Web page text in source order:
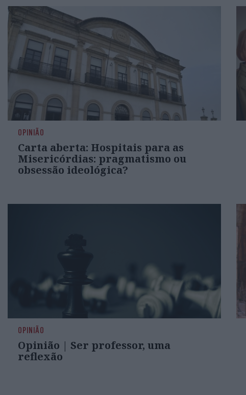
OPINIÃO
Carta aberta: Hospitais para as
Misericórdias: pragmatismo ou
obsessão ideológica?
OPINIÃO
Opinião | Ser professor, uma
reflexão